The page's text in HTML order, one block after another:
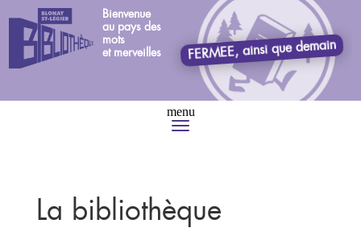
Bienvenue
au pays des
mots
et merveilles
FERMEE, ainsi que demain
La bibliothèque